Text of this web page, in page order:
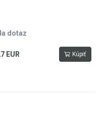
dotaz
EUR Kúpiť